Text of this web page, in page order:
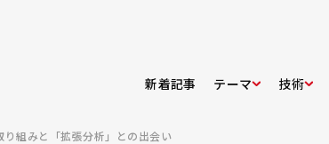
新着記事 テーマ 技術
組みと「拡張分析」との出会い